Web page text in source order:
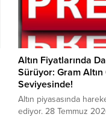
ediyor. Küresel
enerji fiyatları ve döviz
hareketlilik de
Altın Fiyatlarında
Sürüyor: Gram Altın
Seviyesinde!
Altın piyasasında
ediyor. 28 Temmuz